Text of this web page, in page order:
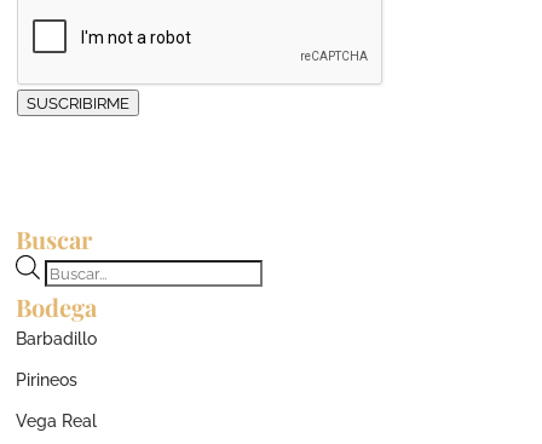
SUSCRIBIRME
Buscar
Búsqueda
de
productos
Bodega
Barbadillo
Pirineos
Vega Real